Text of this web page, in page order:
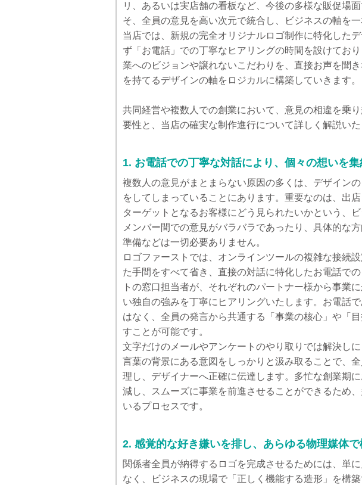
リ、あるいは実店舗の看板など、今後の多様な販促場
そ、全員の意見を高い次元で統合し、ビジネスの軸を一
当店では、新規の完全オリジナルロゴ制作に特化した
ず「お電話」での丁寧なヒアリングの時間を設けてお
業へのビジョンや譲れないこだわりを、直接お声を聞
を持てるデザインの軸をロジカルに構築していきます。
共同経営や複数人での創業において、意見の相違を乗
要性と、当店の確実な制作進行について詳しく解説いた
1. お電話での丁寧な対話により、個々の想いを
複数人の意見がまとまらない原因の多くは、デザイン
をしてしまっていることにあります。重要なのは、出
ターゲットとなるお客様にどう見られたいかという、
メンバー間での意見がバラバラであったり、具体的な
準備などは一切必要ありません。
ロゴファーストでは、オンラインツールの複雑な接続
た手間をすべて省き、直接の対話に特化したお電話で
トの窓口担当者が、それぞれのパートナー様から事業
い独自の強みを丁寧にヒアリングいたします。お電話
はなく、全員の発言から共通する「事業の核心」や「
すことが可能です。
文字だけのメールやアンケートのやり取りでは解決し
言葉の背景にある意図をしっかりと汲み取ることで、
理し、デザイナーへ正確に伝達します。多忙な創業期
減し、スムーズに事業を前進させることができるため
いるプロセスです。
2. 感覚的な好き嫌いを排し、あらゆる物理媒体
関係者全員が納得するロゴを完成させるためには、単
なく、ビジネスの現場で「正しく機能する造形」を構